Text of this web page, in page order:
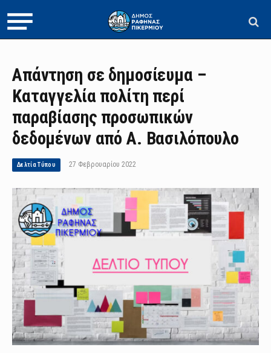
Απάντηση σε δημοσίευμα –
Καταγγελία πολίτη περί
παραβίασης προσωπικών
δεδομένων από Α. Βασιλόπουλο
Δελτία Τύπου 27 Φεβρουαρίου 2022